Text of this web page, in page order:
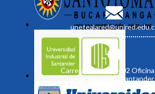
Carrera 19 No. 35 - 02
Bucaramanga, Santander